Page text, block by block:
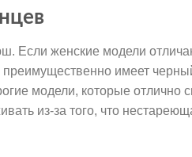
Если женские модели
имеет
модели, которые отлично
из-за того, что